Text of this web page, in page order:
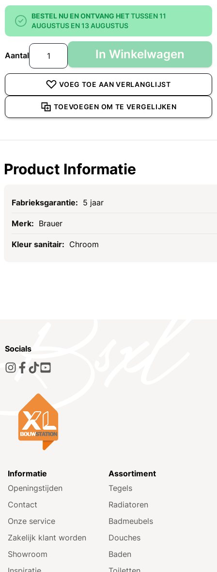
BESTEL NU EN ONTVANG HETTUSSEN 11
AUGUSTUS EN 13 AUGUSTUS
Aantal In Winkelwagen
VOEG TOE AAN VERLANGLIJST
TOEVOEGEN OM TE VERGELIJKEN
Product Informatie
Specificaties
5 jaar
Brauer
Chroom
Socials
Informatie
Openingstijden
Contact
Onze service
Zakelijk klant worden
Showroom
Assortiment
Tegels
Radiatoren
Badmeubels
Douches
Baden